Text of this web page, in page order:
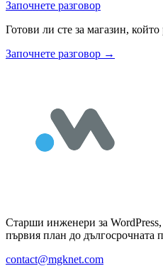
Започнете разговор
Готови ли сте за магазин,
Започнете разговор →
Старши инженери за
първия план до дългосрочната
contact@mgknet.com